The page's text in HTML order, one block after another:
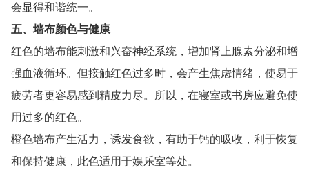
会显得和谐统一。
五、墙布颜色与健康
红色的墙布能刺激和兴奋神经系统，增加肾上腺素分泌和增
强血液循环。但接触红色过多时，会产生焦虑情绪，使易于
疲劳者更容易感到精皮力尽。所以，在寝室或书房应避免使
用过多的红色。
橙色墙布产生活力，诱发食欲，有助于钙的吸收，利于恢复
和保持健康，此色适用于娱乐室等处。